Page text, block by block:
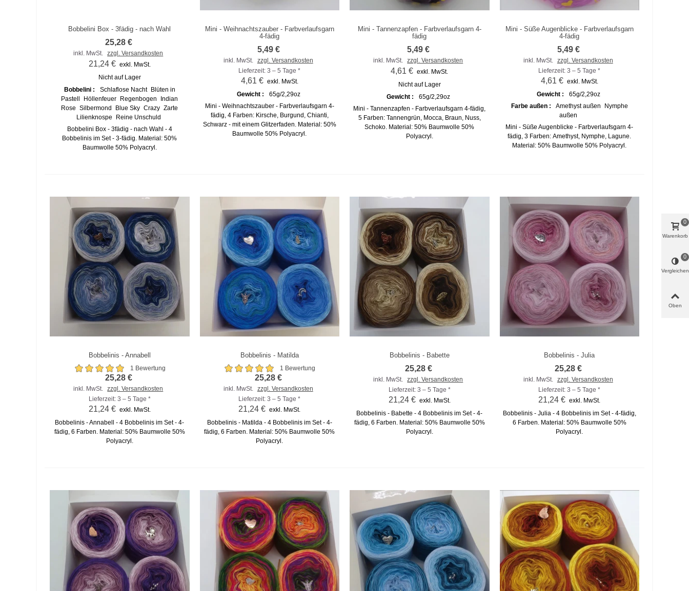
Zum Vergleich hinzufügen
Bobbelini Box - 3fädig - nach Wahl
25,28 €
inkl. MwSt. zzgl. Versandkosten
21,24 € exkl. MwSt.
Nicht auf Lager
Bobbelini :
Schlaflose Nacht
Blüten in
Pastell
Höllenfeuer Regenbogen
Indian
Rose Silbermond Blue Sky Crazy Zarte
Lilienknospe
Reine Unschuld
Bobbelini Box - 3fädig - nach Wahl - 4
Bobbelinis im Set - 3-fädig. Material: 50%
Baumwolle 50% Polyacryl.
Zum Vergleich hinzufügen
Mini - Weihnachtszauber - Farbverlaufsgarn
4-fädig
5,49 €
inkl. MwSt. zzgl. Versandkosten
Lieferzeit: 3 – 5 Tage *
4,61 € exkl. MwSt.
Gewicht :
65g/2,29oz
Mini - Weihnachtszauber - Farbverlaufsgarn 4-
fädig, 4 Farben: Kirsche, Burgund, Chianti,
Schwarz - mit einem Glitzerfaden. Material: 50%
Baumwolle 50% Polyacryl.
Zum Vergleich hinzufügen
Mini - Tannenzapfen - Farbverlaufsgarn 4-
fädig
5,49 €
inkl. MwSt. zzgl. Versandkosten
4,61 € exkl. MwSt.
Nicht auf Lager
Gewicht :
65g/2,29oz
Mini - Tannenzapfen - Farbverlaufsgarn 4-fädig,
5 Farben: Tannengrün, Mocca, Braun, Nuss,
Schoko. Material: 50% Baumwolle 50%
Polyacryl.
Zum Vergleich hinzufügen
Mini - Süße Augenblicke - Farbverlaufsgarn
4-fädig
5,49 €
inkl. MwSt. zzgl. Versandkosten
Lieferzeit: 3 – 5 Tage *
4,61 € exkl. MwSt.
Gewicht :
65g/2,29oz
Farbe außen :
Amethyst außen
Nymphe
außen
Mini - Süße Augenblicke - Farbverlaufsgarn 4-
fädig, 3 Farben: Amethyst, Nymphe, Lagune.
Material: 50% Baumwolle 50% Polyacryl.
Zum Vergleich hinzufügen
Bobbelinis - Annabell
1 Bewertung
25,28 €
inkl. MwSt.
zzgl. Versandkosten
Lieferzeit: 3 – 5 Tage *
21,24 € exkl. MwSt.
Bobbelinis - Annabell - 4 Bobbelinis im Set - 4-
fädig, 6 Farben. Material: 50% Baumwolle 50%
Polyacryl.
Zum Vergleich hinzufügen
Bobbelinis - Matilda
1 Bewertung
25,28 €
inkl. MwSt.
zzgl. Versandkosten
Lieferzeit: 3 – 5 Tage *
21,24 € exkl. MwSt.
Bobbelinis - Matilda - 4 Bobbelinis im Set - 4-
fädig, 6 Farben. Material: 50% Baumwolle 50%
Polyacryl.
Zum Vergleich hinzufügen
Bobbelinis - Babette
25,28 €
inkl. MwSt.
zzgl. Versandkosten
Lieferzeit: 3 – 5 Tage *
21,24 € exkl. MwSt.
Bobbelinis - Babette - 4 Bobbelinis im Set - 4-
fädig, 6 Farben. Material: 50% Baumwolle 50%
Polyacryl.
Zum Vergleich hinzufügen
Bobbelinis - Julia
25,28 €
inkl. MwSt.
zzgl. Versandkosten
Lieferzeit: 3 – 5 Tage *
21,24 € exkl. MwSt.
Bobbelinis - Julia - 4 Bobbelinis im Set - 4-fädig,
6 Farben. Material: 50% Baumwolle 50%
Polyacryl.
Warenkorb
0
Vergleichen
0
Oben